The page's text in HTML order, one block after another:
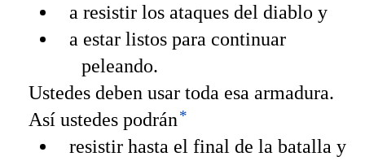
a resistir los ataques del diablo y
a estar listos para continuar
peleando.
Ustedes deben usar toda esa armadura.
Así ustedes podrán*
resistir hasta el final de la batalla y